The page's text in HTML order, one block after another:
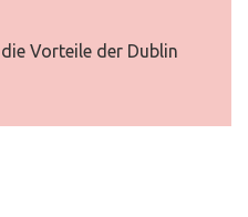
Vorteile der Dublin